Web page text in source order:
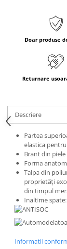
Doar produse
Returnare
Descriere
Partea
elastica
Brant din
Forma
Talpa din
proprietăți
din timpul
Inaltime
Informatii